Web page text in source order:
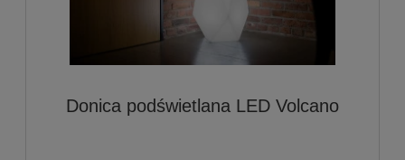
Donica podświetlana LED Volcano